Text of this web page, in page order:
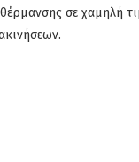
σε χαμηλή